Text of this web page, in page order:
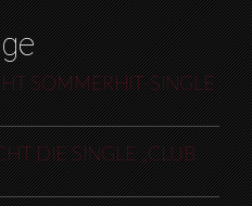
SOMMERHIT-SINGLE
DIE SINGLE „CLUB